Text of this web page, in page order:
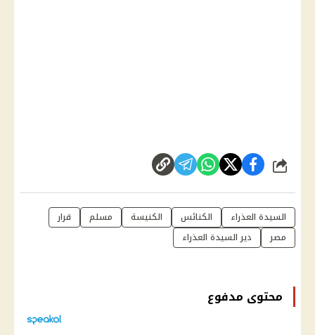
شارك
السيدة العذراء الكنائس الكنيسة مسلم
قرار
مصر
دير السيدة العذراء
محتوى مدفوع